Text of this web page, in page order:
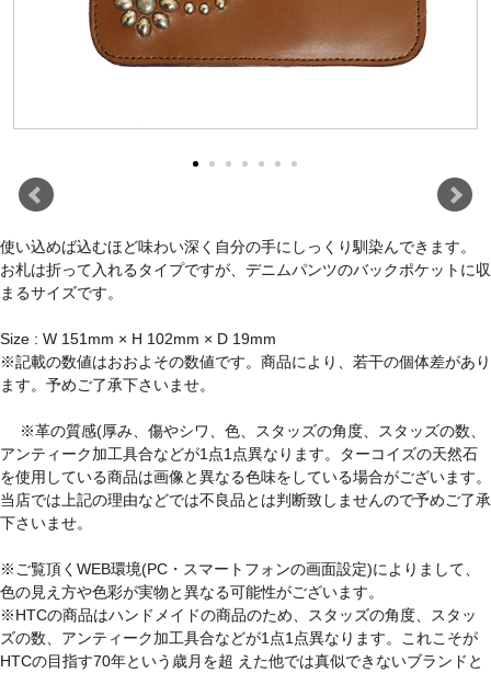
使い込めば込むほど味わい深く自分の手にしっくり馴染んできます。
お札は折って入れるタイプですが、デニムパンツのバックポケットに収
まるサイズです。
Size : W 151mm × H 102mm × D 19mm
※記載の数値はおおよその数値です。商品により、若干の個体差があり
ます。予めご了承下さいませ。
※革の質感(厚み、傷やシワ、色、スタッズの角度、スタッズの数、
アンティーク加工具合などが1点1点異なります。ターコイズの天然石
を使用している商品は画像と異なる色味をしている場合がございます。
当店では上記の理由などでは不良品とは判断致しませんので予めご了承
下さいませ。
※ご覧頂くWEB環境(PC・スマートフォンの画面設定)によりまして、
色の見え方や色彩が実物と異なる可能性がございます。
※HTCの商品はハンドメイドの商品のため、スタッズの角度、スタッ
ズの数、アンティーク加工具合などが1点1点異なります。これこそが
HTCの目指す70年という歳月を超 えた他では真似できないブランドと